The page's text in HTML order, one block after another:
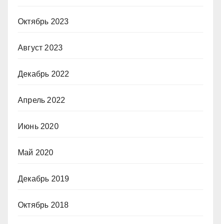
Октябрь 2023
Август 2023
Декабрь 2022
Апрель 2022
Июнь 2020
Май 2020
Декабрь 2019
Октябрь 2018